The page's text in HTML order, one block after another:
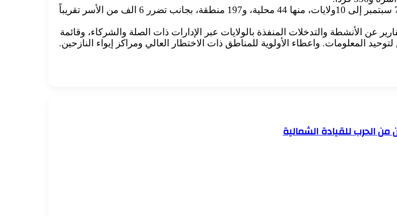
وقالت اللجنة، إن تراكمي الولايات ارتفع خلال الفترة من 30 يوليو وحتى 7 سبتمبر إلى 10ولايات، منها 44 محلية، و197 منطقة، بجانب تضرر 6 الف من الأسر تقريباً
عن الأنشطة والتدخلات المنفذة بالولايات عبر الإدارات ذات الصلة والشركاء، وقائمة
المعلومات. واعطاء الأولوية للمناطق ذات الاختطار العالي ومراكز إيواء النازحين.
من الحرب للقيادة الشمالية